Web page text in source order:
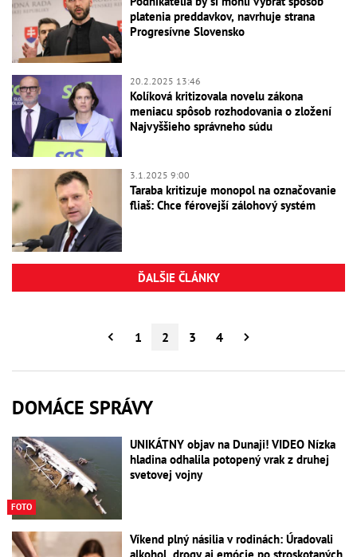
platenia preddavkov, navrhuje strana
Progresívne Slovensko
20.2.2025 13:46
Kolíková kritizovala novelu zákona
meniacu spôsob rozhodovania o zložení
Najvyššieho správneho súdu
3.1.2025 9:00
Taraba kritizuje monopol na označovanie
fliaš: Chce férovejší zálohový systém
ĎALŠIE ČLÁNKY
1 2 3 4
DOMÁCE SPRÁVY
FOTO
UNIKÁTNY objav na Dunaji! VIDEO Nízka
hladina odhalila potopený vrak z druhej
svetovej vojny
Víkend plný násilia v rodinách: Úradovali